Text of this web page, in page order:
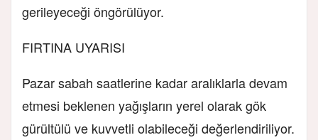
gerileyeceği öngörülüyor.
FIRTINA UYARISI
Pazar sabah saatlerine kadar aralıklarla devam
etmesi beklenen yağışların yerel olarak gök
gürültülü ve kuvvetli olabileceği değerlendiriliyor.